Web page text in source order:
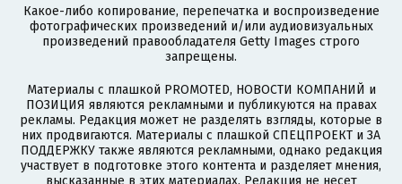
Какое-либо копирование, перепечатка и воспроизведение
фотографических произведений и/или аудиовизуальных
произведений правообладателя Getty Images строго
запрещены.
Материалы с плашкой PROMOTED, НОВОСТИ КОМПАНИЙ и
ПОЗИЦИЯ являются рекламными и публикуются на правах
рекламы. Редакция может не разделять взгляды, которые в
них продвигаются. Материалы с плашкой СПЕЦПРОЕКТ и ЗА
ПОДДЕРЖКУ также являются рекламными, однако редакция
участвует в подготовке этого контента и разделяет мнения,
высказанные в этих материалах. Редакция не несет